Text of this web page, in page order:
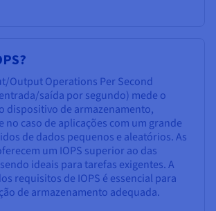
Output Operations Per Second
saída por segundo) mede o
dispositivo de armazenamento,
caso de aplicações com um grande
de dados pequenos e aleatórios. As
um IOPS superior ao das
ideais para tarefas exigentes. A
requisitos de IOPS é essencial para
de armazenamento adequada.